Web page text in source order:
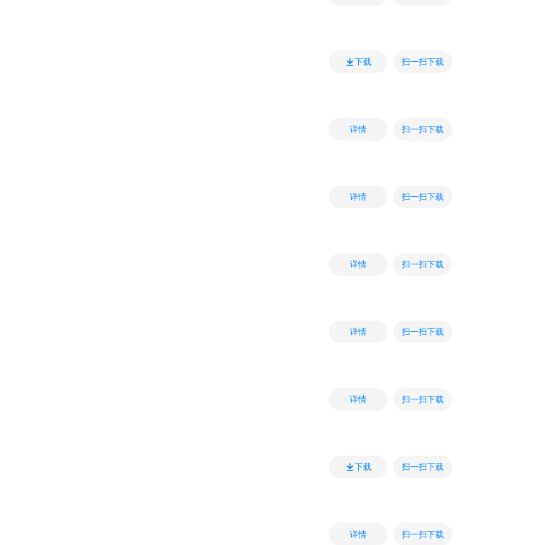
下载 扫一扫下载
详情 扫一扫下载
详情 扫一扫下载
详情 扫一扫下载
详情 扫一扫下载
详情 扫一扫下载
下载 扫一扫下载
详情 扫一扫下载